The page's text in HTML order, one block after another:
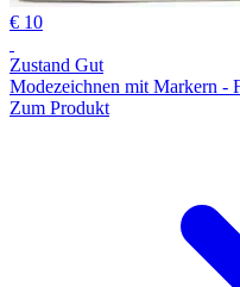
€ 10
Zustand Gut
Modezeichnen mit Markern -
Zum Produkt